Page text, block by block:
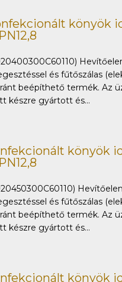
könyök
és fűtőszálas
beépíthető termék. Az
készre gyártott és...
könyök
és fűtőszálas
beépíthető termék. Az
készre gyártott és...
könyök